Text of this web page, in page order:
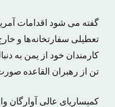
گفته می شود اقدامات
تعطیلی سفارتخانه‌ها و
کارمندان خود از یمن به
تن از رهبران القاعده
کمیساریای عالی آوارگان